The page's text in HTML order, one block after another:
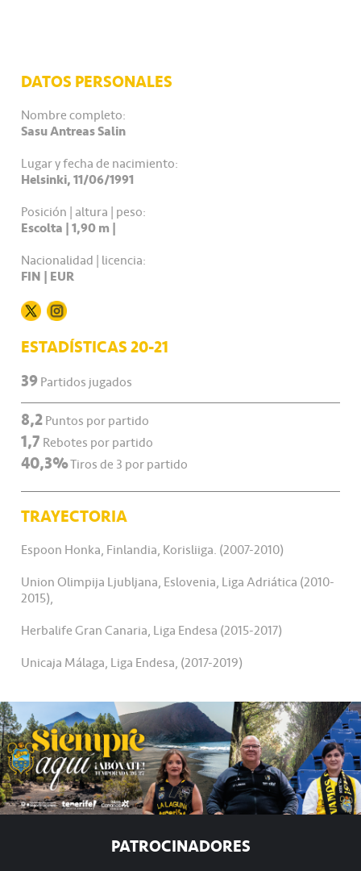
DATOS PERSONALES
Nombre completo:
Sasu Antreas Salin
Lugar y fecha de nacimiento:
Helsinki, 11/06/1991
Posición | altura | peso:
Escolta | 1,90 m |
Nacionalidad | licencia:
FIN | EUR
ESTADÍSTICAS 20-21
39Partidos jugados
8,2Puntos por partido
1,7 Rebotes por partido
40,3%Tiros de 3 por partido
TRAYECTORIA
Espoon Honka, Finlandia, Korisliiga. (2007-2010)
Union Olimpija Ljubljana, Eslovenia, Liga Adriática (2010-
2015),
Herbalife Gran Canaria, Liga Endesa (2015-2017)
Unicaja Málaga, Liga Endesa, (2017-2019)
PATROCINADORES